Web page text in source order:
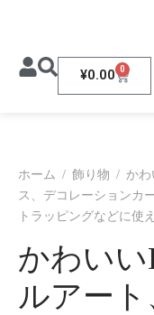
¥0.00 0
ホーム / 飾り物 / かわ
ス、デコレーションカ
トラッピングなどに使
かわい
ルアート